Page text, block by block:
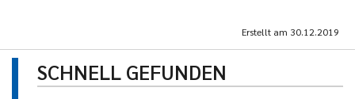
Erstellt am 30.12.2019
SCHNELL GEFUNDEN